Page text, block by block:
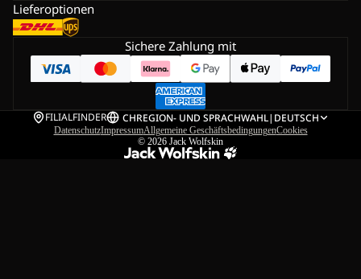
Lieferoptionen
Sichere Zahlung mit
FILIALFINDER CHREGION- UND SPRACHWAHL| DEUTSCH
DatenschutzImpressumAllgemeine GeschäftsbedingungenCookies
© 2026 Jack Wolfskin